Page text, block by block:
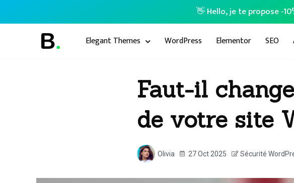
👋 Hello, je te propose -
Elegant Themes WordPress Elementor SEO
Faut-il
de votre site
Olivia 27 Oct 2025 Sécurité